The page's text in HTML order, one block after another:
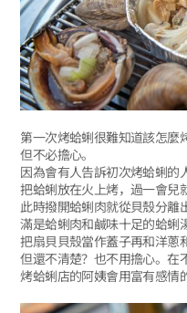
第一次烤蛤蜊很難知道該怎麼
但不必擔心。
因為會有人告訴初次烤蛤蜊的
把蛤蜊放在火上烤，過一會兒
此時撥開蛤蜊肉就從貝殼分離
滿是蛤蜊肉和鹹味十足的蛤蜊
把扇貝貝殼當作蓋子再和洋蔥
但還不清楚？也不用擔心。在
烤蛤蜊店的阿姨會用富有感情